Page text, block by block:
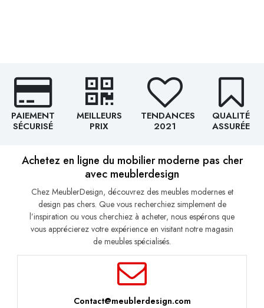
PAIEMENT
SÉCURISÉ
MEILLEURS
PRIX
TENDANCES
2021
QUALITÉ
ASSURÉE
Achetez en ligne du mobilier moderne pas cher
avec meublerdesign
Chez MeublerDesign, découvrez des meubles modernes et
design pas chers. Que vous recherchiez simplement de
l’inspiration ou vous cherchiez à acheter, nous espérons que
vous apprécierez votre expérience en visitant notre magasin
de meubles spécialisés.
Contact@meublerdesign.com